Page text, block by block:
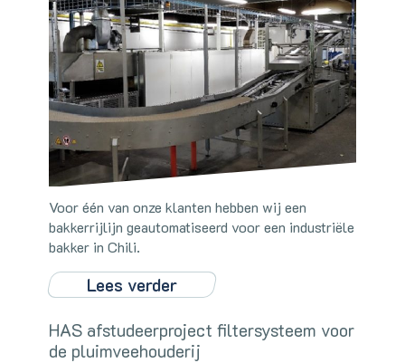
Voor één van onze klanten hebben wij een
bakkerrijlijn geautomatiseerd voor een industriële
bakker in Chili.
Lees verder
HAS afstudeerproject filtersysteem voor
de pluimveehouderij